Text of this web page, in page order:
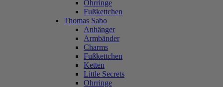
Ohrringe
Fußkettchen
Thomas Sabo
Anhänger
Armbänder
Charms
Fußkettchen
Ketten
Little Secrets
Ohrringe